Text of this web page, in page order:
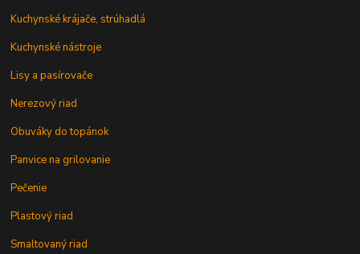
Kuchynské krájače, strúhadlá
Kuchynské nástroje
Lisy a pasírovače
Nerezový riad
Obuváky do topánok
Panvice na grilovanie
Pečenie
Plastový riad
Smaltovaný riad